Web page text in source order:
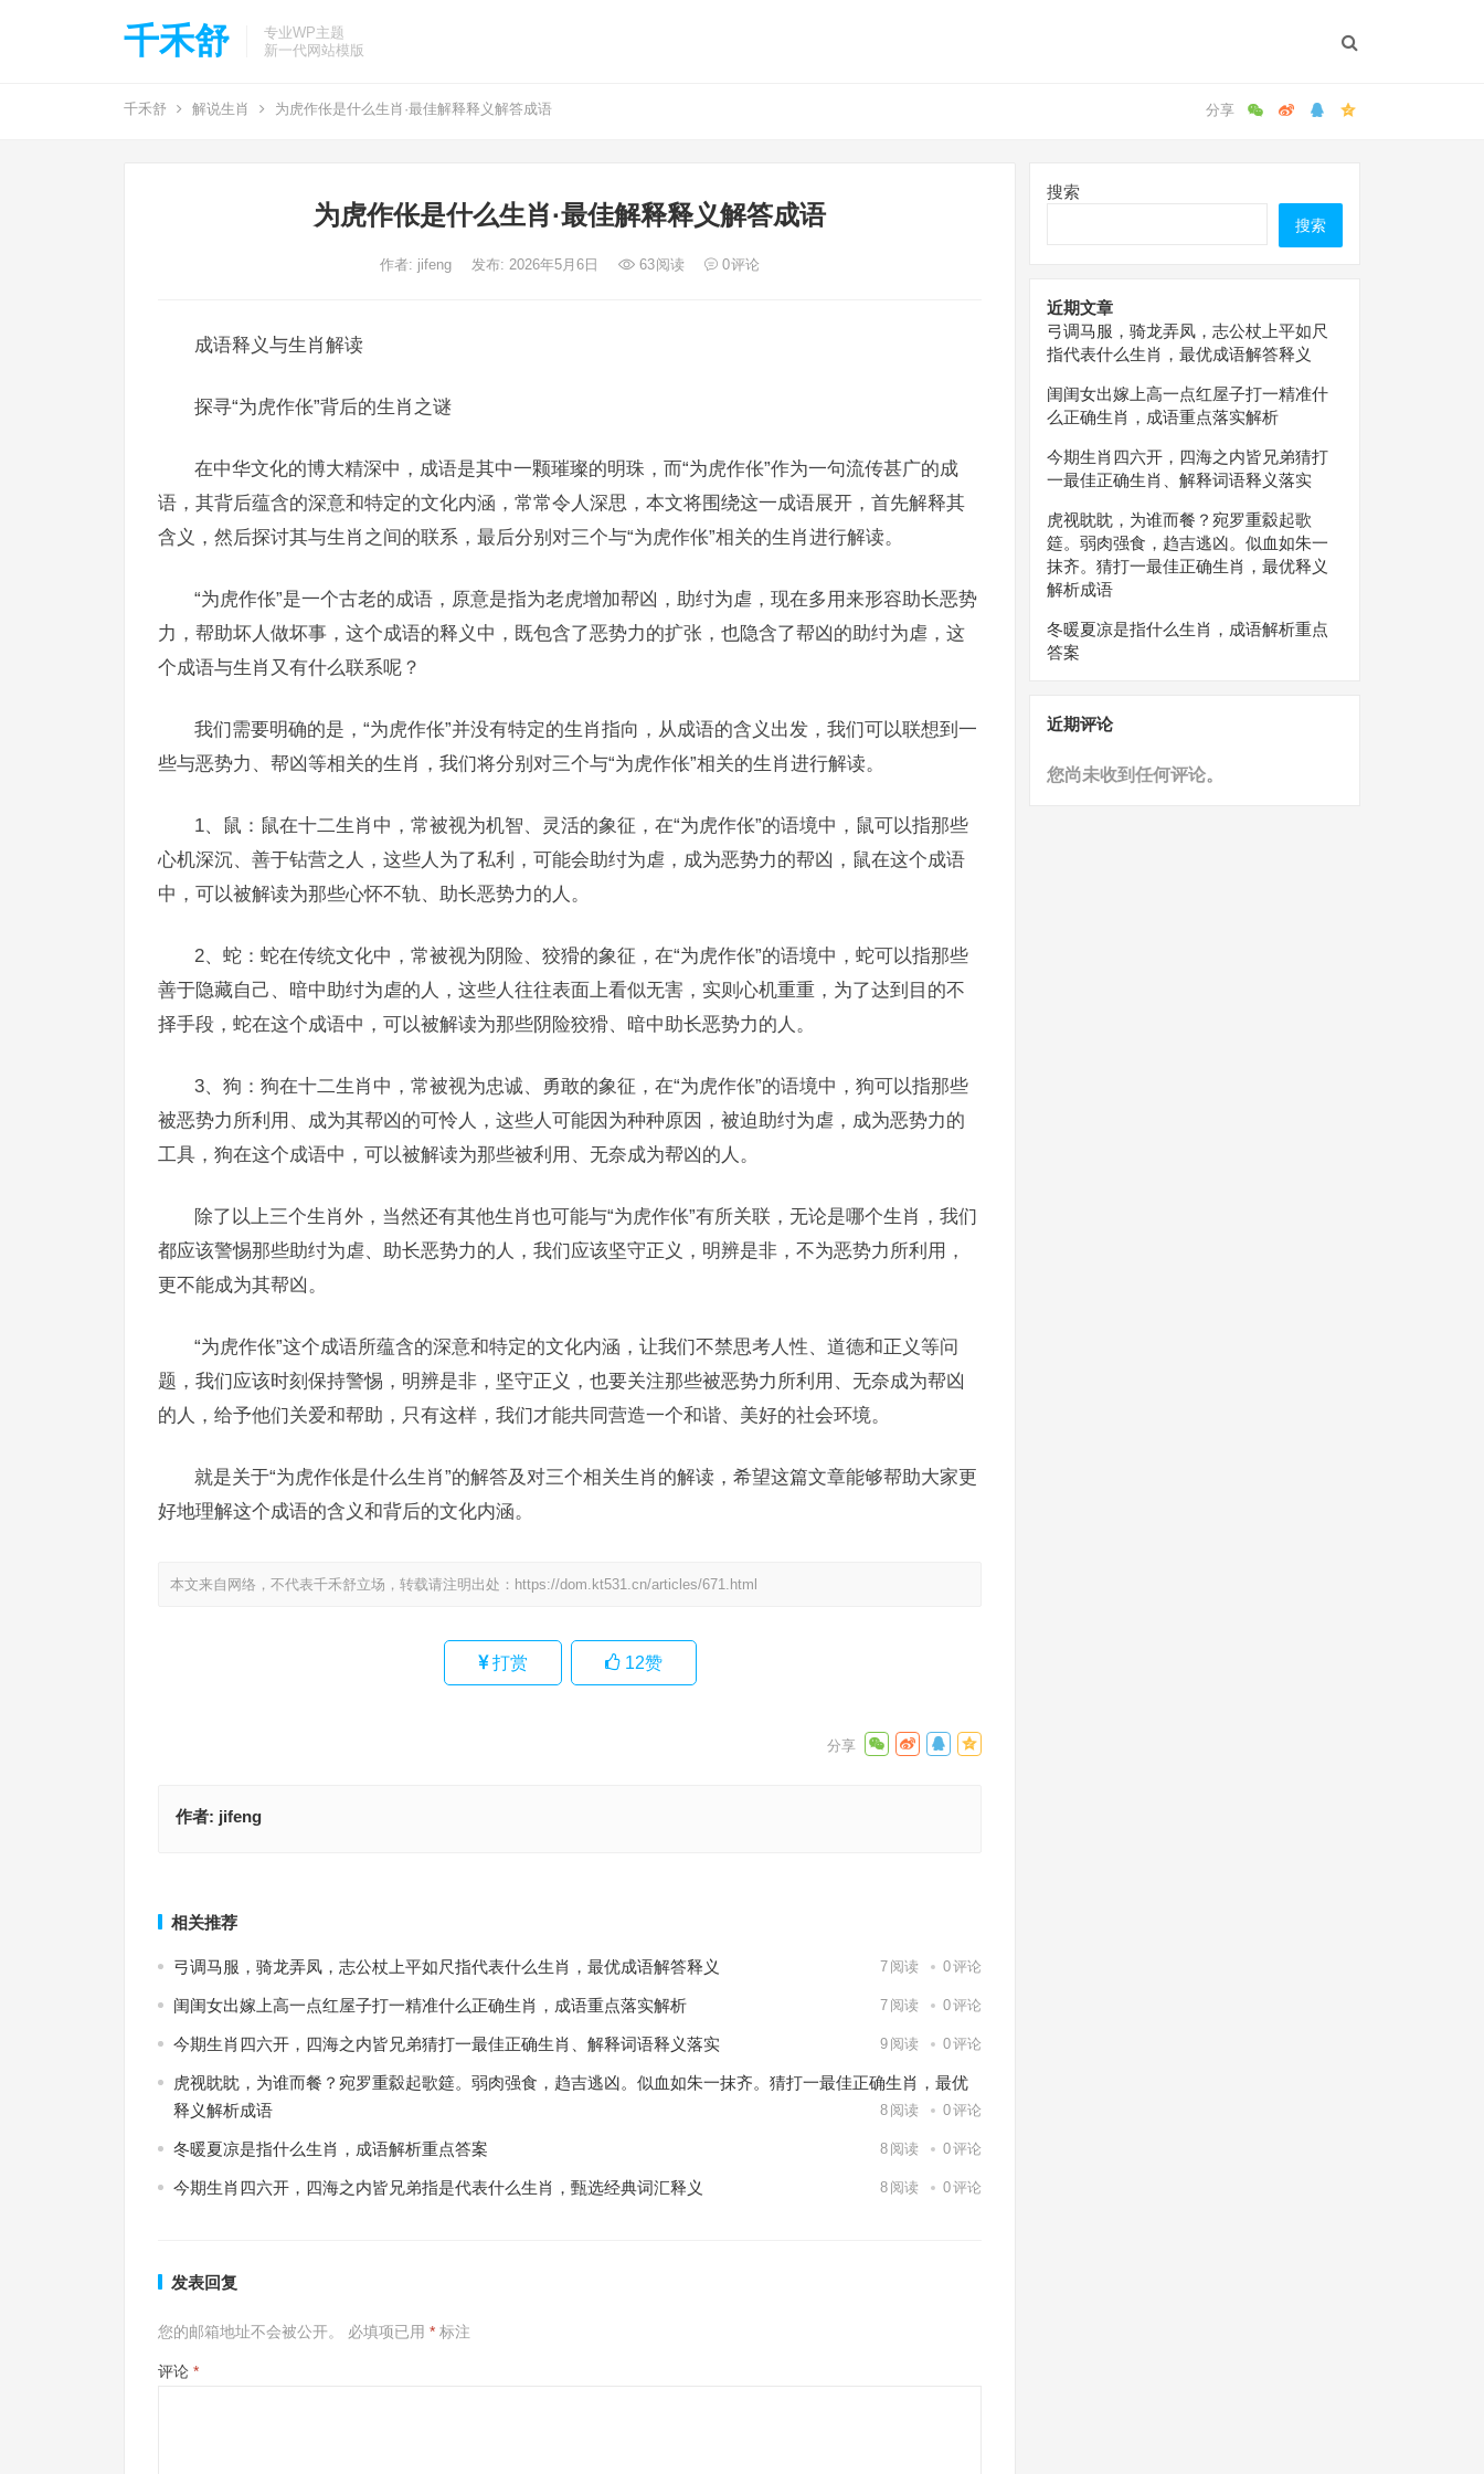
千禾舒
专业WP主题
新一代网站模版
千禾舒 解说生肖 为虎作伥是什么生肖·最佳解释释义解答成语
为虎作伥是什么生肖·最佳解释释义解答成语
作者: jifeng 发布: 2026年5月6日 63阅读 0评论
成语释义与生肖解读
探寻“为虎作伥”背后的生肖之谜
在中华文化的博大精深中，成语是其中一颗璀璨的明珠，而“为虎作伥”作为一句流传甚广的成
语，其背后蕴含的深意和特定的文化内涵，常常令人深思，本文将围绕这一成语展开，首先解释其
含义，然后探讨其与生肖之间的联系，最后分别对三个与“为虎作伥”相关的生肖进行解读。
“为虎作伥”是一个古老的成语，原意是指为老虎增加帮凶，助纣为虐，现在多用来形容助长恶势
力，帮助坏人做坏事，这个成语的释义中，既包含了恶势力的扩张，也隐含了帮凶的助纣为虐，这
个成语与生肖又有什么联系呢？
我们需要明确的是，“为虎作伥”并没有特定的生肖指向，从成语的含义出发，我们可以联想到一
些与恶势力、帮凶等相关的生肖，我们将分别对三个与“为虎作伥”相关的生肖进行解读。
1、鼠：鼠在十二生肖中，常被视为机智、灵活的象征，在“为虎作伥”的语境中，鼠可以指那些
心机深沉、善于钻营之人，这些人为了私利，可能会助纣为虐，成为恶势力的帮凶，鼠在这个成语
中，可以被解读为那些心怀不轨、助长恶势力的人。
2、蛇：蛇在传统文化中，常被视为阴险、狡猾的象征，在“为虎作伥”的语境中，蛇可以指那些
善于隐藏自己、暗中助纣为虐的人，这些人往往表面上看似无害，实则心机重重，为了达到目的不
择手段，蛇在这个成语中，可以被解读为那些阴险狡猾、暗中助长恶势力的人。
3、狗：狗在十二生肖中，常被视为忠诚、勇敢的象征，在“为虎作伥”的语境中，狗可以指那些
被恶势力所利用、成为其帮凶的可怜人，这些人可能因为种种原因，被迫助纣为虐，成为恶势力的
工具，狗在这个成语中，可以被解读为那些被利用、无奈成为帮凶的人。
除了以上三个生肖外，当然还有其他生肖也可能与“为虎作伥”有所关联，无论是哪个生肖，我们
都应该警惕那些助纣为虐、助长恶势力的人，我们应该坚守正义，明辨是非，不为恶势力所利用，
更不能成为其帮凶。
“为虎作伥”这个成语所蕴含的深意和特定的文化内涵，让我们不禁思考人性、道德和正义等问
题，我们应该时刻保持警惕，明辨是非，坚守正义，也要关注那些被恶势力所利用、无奈成为帮凶
的人，给予他们关爱和帮助，只有这样，我们才能共同营造一个和谐、美好的社会环境。
就是关于“为虎作伥是什么生肖”的解答及对三个相关生肖的解读，希望这篇文章能够帮助大家更
好地理解这个成语的含义和背后的文化内涵。
本文来自网络，不代表千禾舒立场，转载请注明出处： https://dom.kt531.cn/articles/671.html
打赏 12赞
作者: jifeng
相关推荐
弓调马服，骑龙弄凤，志公杖上平如尺指代表什么生肖，最优成语解答释义 7 阅读 0评论
闺闺女出嫁上高一点红屋子打一精准什么正确生肖，成语重点落实解析 7 阅读 0评论
今期生肖四六开，四海之内皆兄弟猜打一最佳正确生肖、解释词语释义落实 9 阅读 0评论
虎视眈眈，为谁而餐？宛罗重縠起歌筵。弱肉强食，趋吉逃凶。似血如朱一抹齐。猜打一最佳正确生肖，最优
释义解析成语
8 阅读 0评论
冬暖夏凉是指什么生肖，成语解析重点答案 8 阅读 0评论
今期生肖四六开，四海之内皆兄弟指是代表什么生肖，甄选经典词汇释义 8 阅读 0评论
发表回复
您的邮箱地址不会被公开。 必填项已用 * 标注
评论 *
搜索
搜索
近期文章
弓调马服，骑龙弄凤，志公杖上平如尺
指代表什么生肖，最优成语解答释义
闺闺女出嫁上高一点红屋子打一精准什
么正确生肖，成语重点落实解析
今期生肖四六开，四海之内皆兄弟猜打
一最佳正确生肖、解释词语释义落实
虎视眈眈，为谁而餐？宛罗重縠起歌
筵。弱肉强食，趋吉逃凶。似血如朱一
抹齐。猜打一最佳正确生肖，最优释义
解析成语
冬暖夏凉是指什么生肖，成语解析重点
答案
近期评论
您尚未收到任何评论。